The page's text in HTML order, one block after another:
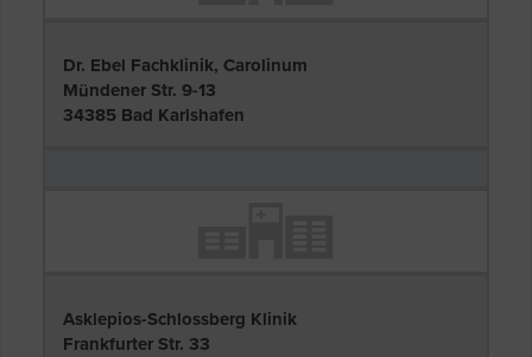
Dr. Ebel Fachklinik, Carolinum
Mündener Str. 9-13
34385 Bad Karlshafen
Asklepios-Schlossberg Klinik
Frankfurter Str. 33